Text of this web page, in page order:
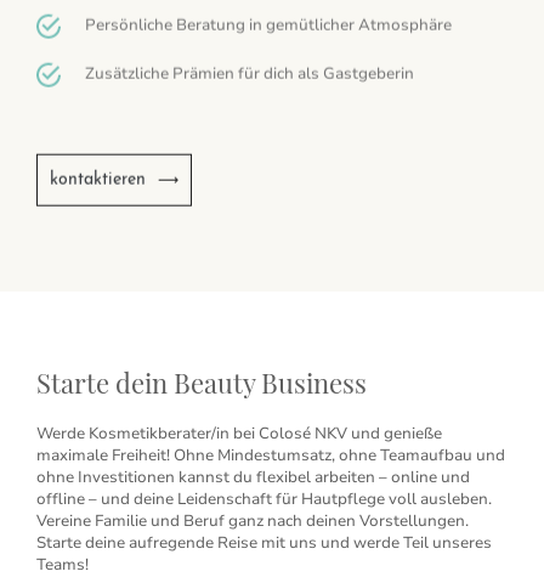
Persönliche Beratung in gemütlicher Atmosphäre
Zusätzliche Prämien für dich als Gastgeberin
kontaktieren
Starte dein Beauty Business
Werde Kosmetikberater/in bei Colosé NKV und genieße
maximale Freiheit! Ohne Mindestumsatz, ohne Teamaufbau und
ohne Investitionen kannst du flexibel arbeiten – online und
offline – und deine Leidenschaft für Hautpflege voll ausleben.
Vereine Familie und Beruf ganz nach deinen Vorstellungen.
Starte deine aufregende Reise mit uns und werde Teil unseres
Teams!